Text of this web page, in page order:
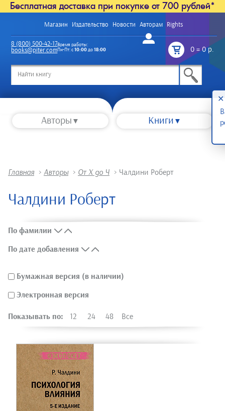
Бесплатная доставка при покупке от 700 рублей*
Магазин Издательство Новости Авторам Rights
Войти
0=0 р.
8 (800) 500-42-17
books@piter.com
Время работы:
Пн-Пт: с10:00до18:00
Авторы Книги
Главная > Авторы > От Х до Ч > Чалдини Роберт
Чалдини Роберт
По фамилии
По дате добавления
Бумажная версия (в наличии)
Электронная версия
Показывать по: 12 24 48 Все
✕